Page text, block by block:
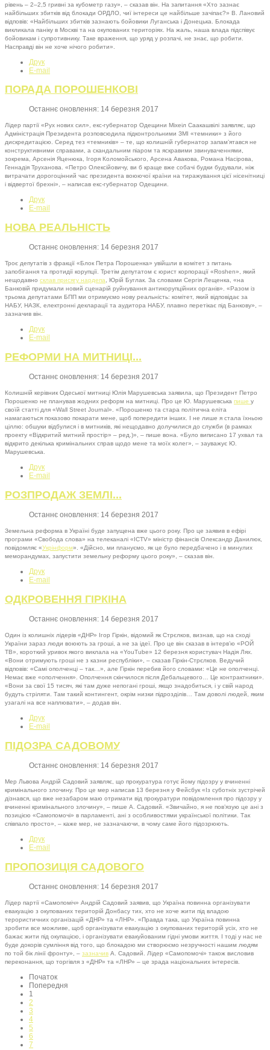
рівень – 2–2,5 гривні за кубометр газу», – сказав він. На запитання «Хто зазнає
найбільших збитків від блокади ОРДЛО, чиї інтереси це найбільше зачіпає?» В. Лановий
відповів: «Найбільших збитків зазнають бойовики Луганська і Донецька. Блокада
викликала паніку в Москві та на окупованих територіях. На жаль, наша влада підспівує
бойовикам і супротивнику. Таке враження, що уряд у розпачі, не знає, що робити.
Насправді він не хоче нічого робити».
Друк
E-mail
ПОРАДА ПОРОШЕНКОВІ
Останнє оновлення: 14 березня 2017
Лідер партії «Рух нових сил», екс-губернатор Одещини Міхеіл Саакашвілі заявляє, що
Адміністрація Президента розповсюдила підконтрольними ЗМІ «темники» з його
дискредитацією. Серед тез «темників» – те, що колишній губернатор запам’ятався не
конструктивними справами, а скандальним піаром та яскравими звинуваченнями,
зокрема, Арсенія Яценюка, Ігоря Коломойського, Арсена Авакова, Романа Насірова,
Геннадія Труханова. «Петро Олексійовичу, ви б краще вже собачі будки будували, ніж
витрачати дорогоцінний час президента воюючої країни на тиражування цієї нісенітниці
і відвертої брехні», – написав екс-губернатор Одещини.
Друк
E-mail
НОВА РЕАЛЬНІСТЬ
Останнє оновлення: 14 березня 2017
Троє депутатів з фракції «Блок Петра Порошенка» увійшли в комітет з питань
запобігання та протидії корупції. Третім депутатом є юрист корпорації «Roshen», який
нещодавно склав присягу нардепа, Юрій Буглак. За словами Сергія Лещенка, «на
Банковій придумали новий сценарій руйнування антикорупційних органів». «Разом із
трьома депутатами БПП ми отримуємо нову реальність: комітет, який відповідає за
НАБУ, НАЗК, електронні декларації та аудитора НАБУ, плавно перетікає під Банкову», –
зазначив він.
Друк
E-mail
РЕФОРМИ НА МИТНИЦІ...
Останнє оновлення: 14 березня 2017
Колишній керівник Одеської митниці Юлія Марушевська заявила, що Президент Петро
Порошенко не планував жодних реформ на митниці. Про це Ю. Марушевська пише у
своїй статті для «Wall Street Journal». «Порошенко та стара політична еліта
намагаються показово покарати мене, щоб попередити інших. І не лише я стала їхньою
ціллю: обшуки відбулися і в митників, які нещодавно долучилися до служби (в рамках
проекту «Відкритий митний простір» – ред.)», – пише вона. «Було виписано 17 ухвал та
відкрито декілька кримінальних справ щодо мене та моїх колег», – зауважує Ю.
Марушевська.
Друк
E-mail
РОЗПРОДАЖ ЗЕМЛІ...
Останнє оновлення: 14 березня 2017
Земельна реформа в Україні буде запущена вже цього року. Про це заявив в ефірі
програми «Свобода слова» на телеканалі «ICTV» міністр фінансів Олександр Данилюк,
повідомляє «Укрінформ». «Дійсно, ми плануємо, як це було передбачено і в минулих
меморандумах, запустити земельну реформу цього року», – сказав він.
Друк
E-mail
ОДКРОВЕННЯ ГІРКІНА
Останнє оновлення: 14 березня 2017
Один із колишніх лідерів «ДНР» Ігор Гіркін, відомий як Стрєлков, визнав, що на сході
України зараз люди воюють за гроші, а не за ідеї. Про це він сказав в інтерв’ю «РОЙ
ТВ», короткий уривок якого виклала на «YouTube» 12 березня користувач Надія Лях.
«Вони отримують гроші не з казни республіки», – сказав Гіркін-Стрєлков. Ведучий
відповів: «Самі ополченці – так…», але Гіркін перебив його словами: «Це не ополченці.
Немає вже «ополчення». Ополчення скінчилося після Дебальцевого… Це контрактники».
«Вони за свої 15 тисяч, які там дуже непогані гроші, якщо знадобиться, і у свій народ
будуть стріляти. Там такий контингент, окрім низки підрозділів… Там доволі людей, яким
узагалі на все наплювати», – додав він.
Друк
E-mail
ПІДОЗРА САДОВОМУ
Останнє оновлення: 14 березня 2017
Мер Львова Андрій Садовий заявляє, що прокуратура готує йому підозру у вчиненні
кримінального злочину. Про це мер написав 13 березня у Фейсбук «Із суботніх зустрічей
дізнався, що вже незабаром маю отримати від прокуратури повідомлення про підозру у
вчиненні кримінального злочину», – пише А. Садовий. «Звичайно, я не пов’язую це ані з
позицією «Самопомочі» в парламенті, ані з особливостями української політики. Так
співпало просто», – каже мер, не зазначаючи, в чому саме його підозрюють.
Друк
E-mail
ПРОПОЗИЦІЯ САДОВОГО
Останнє оновлення: 14 березня 2017
Лідер партії «Самопоміч» Андрій Садовий заявив, що Україна повинна організувати
евакуацію з окупованих територій Донбасу тих, хто не хоче жити під владою
терористичних організацій «ДНР» та «ЛНР». «Правда така, що Україна повинна
зробити все можливе, щоб організувати евакуацію з окупованих територій усіх, хто не
бажає жити під окупацією, і організувати евакуйованим гідні умови життя. І тоді у нас не
буде докорів сумління від того, що блокадою ми створюємо незручності нашим людям
по той бік лінії фронту», – зазначив А. Садовий. Лідер «Самопомочі» також висловив
переконання, що торгівля з «ДНР» та «ЛНР» – це зрада національних інтересів.
Початок
Попередня
1
2
3
4
5
6
7